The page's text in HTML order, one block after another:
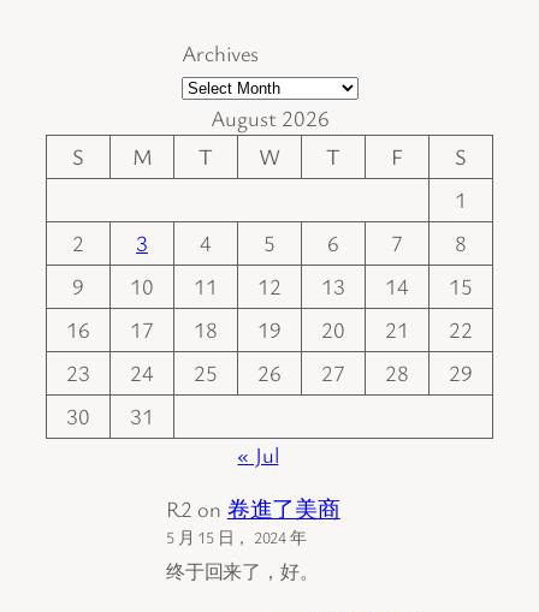
Archives
August 2026
S
M T W T F
S
1
2
3 4 5 6 7
8
9
10 11 12 13 14
15
16
17 18 19 20 21
22
23
24 25 26 27 28
29
30
31
« Jul
R2 on 卷進了美商
5 月 15 日， 2024 年
终于回来了，好。